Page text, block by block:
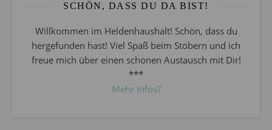
SCHÖN, DASS DU DA BIST!
Willkommen im Heldenhaushalt! Schön, dass du
hergefunden hast! Viel Spaß beim Stöbern und ich
freue mich über einen schönen Austausch mit Dir!
***
Mehr Infos?